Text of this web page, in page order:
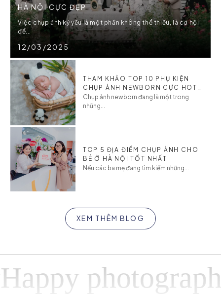
HÀ NỘI CỰC ĐẸP
12/03/2025
Việc chụp ảnh kỷ yếu là một phần không thể thiếu, là cơ hội
để...
THAM KHẢO TOP 10 PHỤ KIỆN
CHỤP ẢNH NEWBORN CỰC HOT
CHO BÉ
Chụp ảnh newborn đang là một trong
những...
TOP 5 ĐỊA ĐIỂM CHỤP ẢNH CHO
BÉ Ở HÀ NỘI TỐT NHẤT
Nếu các ba mẹ đang tìm kiếm những...
XEM THÊM BLOG